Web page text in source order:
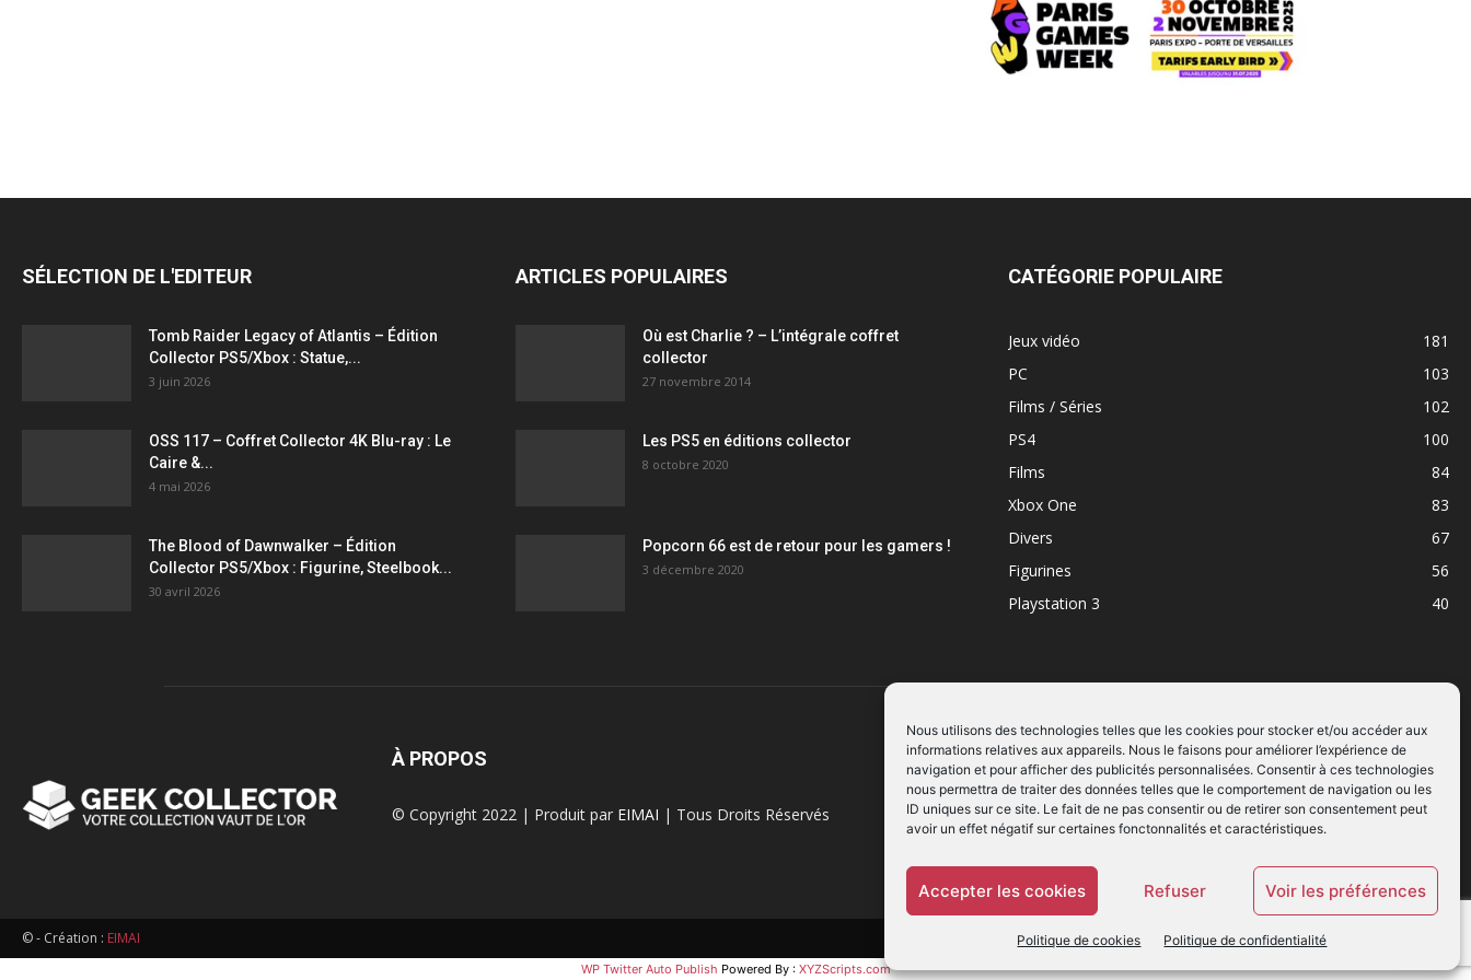
Nous utilisons des technologies telles que les cookies pour stocker et/ou accéder aux
informations relatives aux appareils. Nous le faisons pour améliorer l’expérience de
navigation et pour afficher des publicités personnalisées. Consentir à ces technologies
nous permettra de traiter des données telles que le comportement de navigation ou les
ID uniques sur ce site. Le fait de ne pas consentir ou de retirer son consentement peut
avoir un effet négatif sur certaines fonctonnalités et caractéristiques.
Accepter les cookies Refuser Voir les préférences
Politique de cookies Politique de confidentialité
statuettes
SÉLECTION DE L'EDITEUR
Tomb Raider Legacy of Atlantis – Édition
Collector PS5/Xbox : Statue,...
3 juin 2026
OSS 117 – Coffret Collector 4K Blu-ray : Le
Caire &...
4 mai 2026
The Blood of Dawnwalker – Édition
Collector PS5/Xbox : Figurine, Steelbook...
30 avril 2026
ARTICLES POPULAIRES
Où est Charlie ? – L’intégrale coffret
collector
27 novembre 2014
Les PS5 en éditions collector
8 octobre 2020
Popcorn 66 est de retour pour les gamers !
3 décembre 2020
CATÉGORIE POPULAIRE
Jeux vidéo
181
PC
103
Films / Séries
102
PS4
100
Films
84
Xbox One
83
Divers
67
Figurines
56
Playstation 3
40
À PROPOS
© Copyright 2022 | Produit par EIMAI | Tous Droits Réservés
SUIVEZ NOUS
© - Création : EIMAI
WP Twitter Auto Publish Powered By : XYZScripts.com